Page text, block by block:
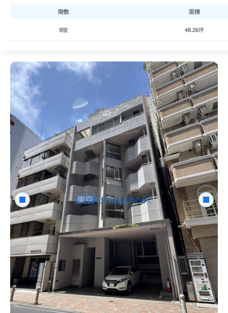
トイレが各階に設置されています。エレベーターは20人乗り1
周辺にはコンビニエンスストアや飲食店が複数あり、汐留・新
階数 面積
9階 48.26坪